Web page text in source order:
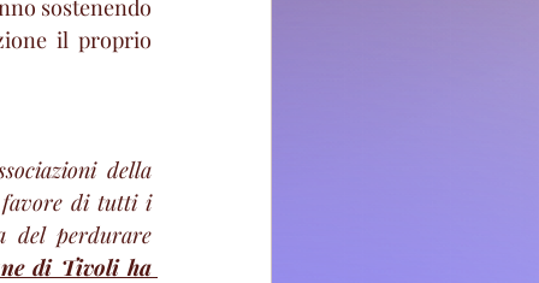
sostenendo
il proprio
della
favore di tutti i
del perdurare
di Tivoli ha